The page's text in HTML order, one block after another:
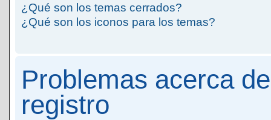
¿Qué son los temas cerrados?
¿Qué son los iconos para los temas?
Problemas acerca
registro